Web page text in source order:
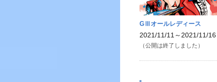
GⅢオールレディース
2021/11/11～2021/11/16
（公開は終了しました）